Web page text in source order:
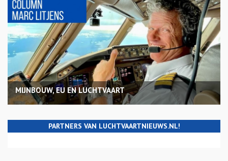
MIJNBOUW, EU EN LUCHTVAART
PARTNERS VAN LUCHTVAARTNIEUWS.NL!